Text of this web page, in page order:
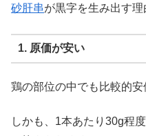
砂肝串が黒字を生み出す理
1. 原価が安い
鶏の部位の中でも比較的
しかも、1本あたり30g程